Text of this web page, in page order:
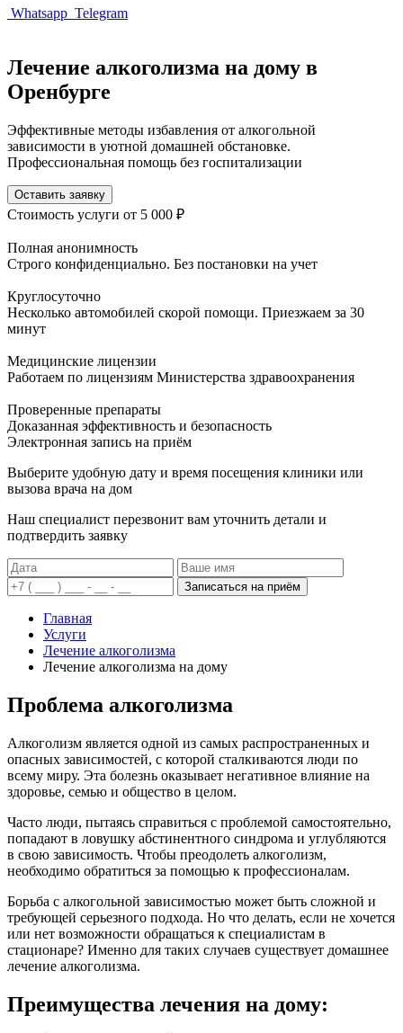
Whatsapp Telegram
Лечение алкоголизма на дому в
Оренбурге
Эффективные методы избавления от алкогольной
зависимости в уютной домашней обстановке.
Профессиональная помощь без госпитализации
Оставить заявку
Стоимость услуги от 5 000 ₽
Полная анонимность
Строго конфиденциально. Без постановки на учет
Круглосуточно
Несколько автомобилей скорой помощи. Приезжаем за 30
минут
Медицинские лицензии
Работаем по лицензиям Министерства здравоохранения
Проверенные препараты
Доказанная эффективность и безопасность
Электронная запись на приём
Выберите удобную дату и время посещения клиники или
вызова врача на дом
Наш специалист перезвонит вам уточнить детали и
подтвердить заявку
Записаться на приём
Главная
Услуги
Лечение алкоголизма
Лечение алкоголизма на дому
Проблема алкоголизма
Алкоголизм является одной из самых распространенных и
опасных зависимостей, с которой сталкиваются люди по
всему миру. Эта болезнь оказывает негативное влияние на
здоровье, семью и общество в целом.
Часто люди, пытаясь справиться с проблемой самостоятельно,
попадают в ловушку абстинентного синдрома и углубляются
в свою зависимость. Чтобы преодолеть алкоголизм,
необходимо обратиться за помощью к профессионалам.
Борьба с алкогольной зависимостью может быть сложной и
требующей серьезного подхода. Но что делать, если не хочется
или нет возможности обращаться к специалистам в
стационаре? Именно для таких случаев существует домашнее
лечение алкоголизма.
Преимущества лечения на дому: